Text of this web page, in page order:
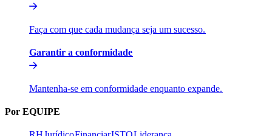
Faça com que cada mudança seja um sucesso.​​
Garantir a conformidade​​
Mantenha-se em conformidade enquanto expande.​​
Por EQUIPE​​